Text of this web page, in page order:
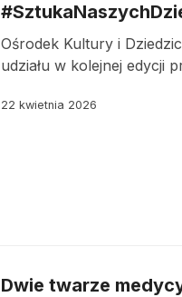
Ośrodek Kultury i
udziału w kolejnej edycji
22 kwietnia 2026
Dwie twarze